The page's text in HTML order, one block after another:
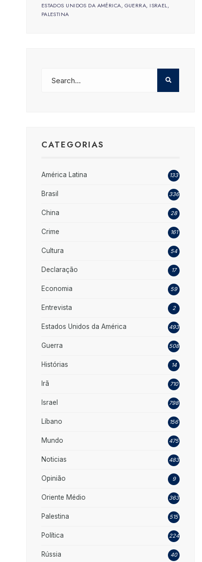
ESTADOS UNIDOS DA AMÉRICA, GUERRA, ISRAEL,
PALESTINA
CATEGORIAS
América Latina 133
Brasil 336
China 28
Crime 161
Cultura 54
Declaração 17
Economia 59
Entrevista 2
Estados Unidos da América 493
Guerra 508
Histórias 14
Irã 710
Israel 798
Líbano 156
Mundo 475
Noticias 483
Opinião 9
Oriente Médio 363
Palestina 515
Política 224
Rússia 40